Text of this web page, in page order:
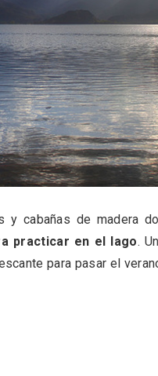
cabañas de madera
practicar en el lago.
para pasar el
de